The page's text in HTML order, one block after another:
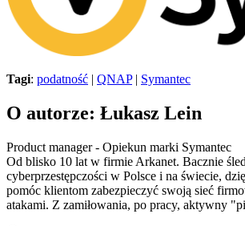
Tagi: podatność | QNAP| Symantec
O autorze: Łukasz Lein
Product manager - Opiekun marki Symantec
Od blisko 10 lat w firmie Arkanet. Bacznie
cyberprzestępczości w Polsce i na świecie,
pomóc klientom zabezpieczyć swoją sieć
atakami. Z zamiłowania, po pracy, aktywny